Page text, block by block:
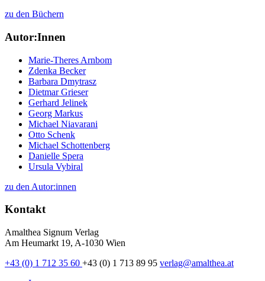
zu den Büchern
Autor:Innen
Marie-Theres Arnbom
Zdenka Becker
Barbara Dmytrasz
Dietmar Grieser
Gerhard Jelinek
Georg Markus
Michael Niavarani
Otto Schenk
Michael Schottenberg
Danielle Spera
Ursula Vybiral
zu den Autor:innen
Kontakt
Amalthea Signum Verlag
Am Heumarkt 19, A-1030 Wien
+43 (0) 1 712 35 60 +43 (0) 1 713 89 95 verlag@amalthea.at